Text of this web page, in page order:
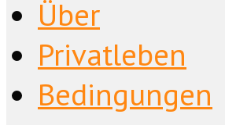
Über
Privatleben
Bedingungen